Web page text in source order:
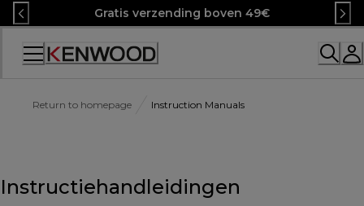
Skip
to
Content
Gratis verzending boven 49€
Return to homepage Instruction Manuals
Instructiehandleidingen